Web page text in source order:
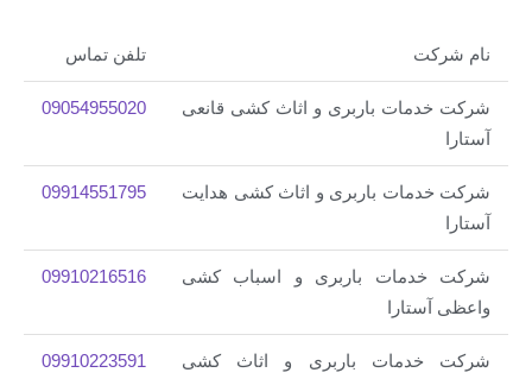
نام شرکت تلفن تماس
شرکت خدمات باربری و اثاث کشی قانعی
آستارا
09054955020
شرکت خدمات باربری و اثاث کشی هدایت
آستارا
09914551795
شرکت خدمات باربری و اسباب کشی
واعظی آستارا
09910216516
شرکت خدمات باربری و اثاث کشی
09910223591